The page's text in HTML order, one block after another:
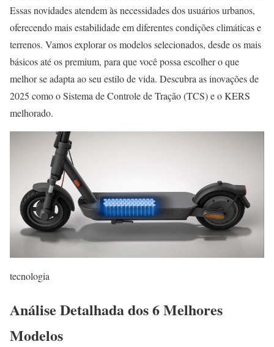
Essas novidades atendem às necessidades dos usuários urbanos,
oferecendo mais estabilidade em diferentes condições climáticas e
terrenos. Vamos explorar os modelos selecionados, desde os mais
básicos até os premium, para que você possa escolher o que
melhor se adapta ao seu estilo de vida. Descubra as inovações de
2025 como o Sistema de Controle de Tração (TCS) e o KERS
melhorado.
tecnologia
Análise Detalhada dos 6 Melhores
Modelos